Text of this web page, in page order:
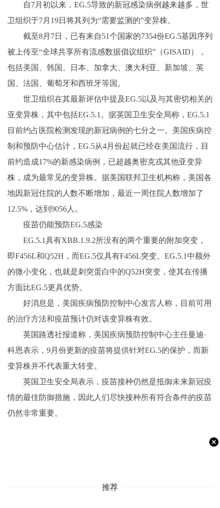
自7月初以来，EG.5导致的新冠感染病例越来越多，世
卫组织于7月19日将其列为“需要监测的”变异株。
截至8月7日，已有来自51个国家的7354份EG.5基因序列
被上传至“全球共享所有流感数据倡议组织”（GISAID），
包括美国、韩国、日本、加拿大、澳大利亚、新加坡、英
国、法国、葡萄牙和西班牙等国。
世卫组织在其最新评估中提及EG.5以及与其密切相关的
亚变异株，其中包括EG.5.1。据英国卫生安全局称，EG.5.1
目前约占医院检测发现的新冠病例的七分之一。美国疾病控
制和预防中心估计，EG.5从4月份起就已经在美国流行，目
前约造成17%的新感染病例，已超越奥密克戎其他亚变异
株，成为最常见的变异株。据美国联邦卫生机构称，美国各
地因新冠住院的人数不断增加，最近一周住院人数增加了
12.5%，达到9056人。
疫苗仍能预防EG.5感染
EG.5.1具有XBB.1.9.2所没有的两个重要的附加突变，
即F456L和Q52H，而EG.5仅具有F456L突变。EG.5.1中额外
的微小变化，也就是刺突蛋白中的Q52H突变，使其在传播
方面比EG.5更具优势。
好消息是，美国疾病预防控制中心发言人称，目前可用
的治疗方法和疫苗预计仍对该变异株有效。
英国路透社报道称，美国疾病预防控制中心主任曼迪·
科恩表示，9月份更新的疫苗将提供针对EG.5的保护，而新
变异株并不代表重大转变。
英国卫生安全局表示，疫苗接种仍然是抵御未来新冠疫
情的最佳防御措施，因此人们尽快接种所有符合条件的疫苗
仍然非常重要。
推荐